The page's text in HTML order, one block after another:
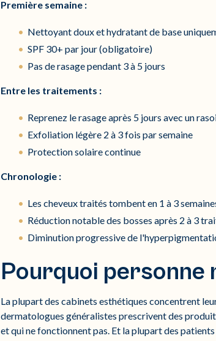
Première semaine :
Nettoyant doux et hydratant de base
SPF 30+ par jour (obligatoire)
Pas de rasage pendant 3 à 5 jours
Entre les traitements :
Reprenez le rasage après 5 jours avec un
Exfoliation légère 2 à 3 fois par semaine
Protection solaire continue
Chronologie :
Les cheveux traités tombent en 1 à 3
Réduction notable des bosses après 2 à 3
Diminution progressive de
Pourquoi personne
La plupart des cabinets esthétiques concentrent
dermatologues généralistes prescrivent des
et qui ne fonctionnent pas. Et la plupart des